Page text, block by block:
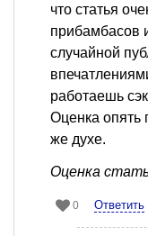
что статья
прибамбасов
случайной
работаешь
Оценка опять
же духе.
Оценка
0 Ответить